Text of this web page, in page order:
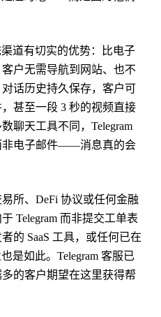
道有切实的优势：比电子
户无需导航到网站、也不
话历史持久保存，客户可
甚至一段 3 秒的视频直接
聊天工具不同，Telegram
非电子邮件——消息真的会
所、DeFi 协议或任何金融
Telegram 而非提交工单表
的 SaaS 工具，或任何已在
是如此。Telegram 客服已
的客户期望在这里获得帮